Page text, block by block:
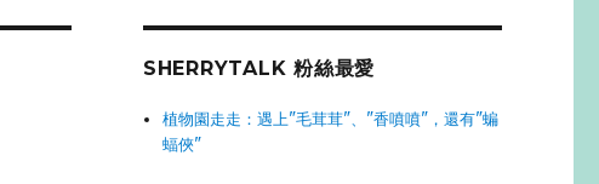
SHERRYTALK 粉絲最愛
植物園走走：遇上"毛茸茸"、"香噴噴"，還有"蝙
蝠俠"